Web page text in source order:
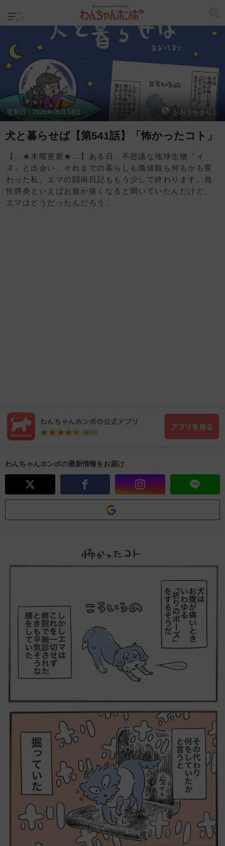
更新日： 2026年05月14日 おおうちまりこ
犬と暮らせば【第541話】「怖かったコト」
【…★木曜更新★…】ある日、不思議な地球生物「イ
ヌ」と出会い、それまでの暮らしも価値観も何もかも変
わった私。エマの闘病日記ももう少しで終わります。急
性膵炎といえばお腹が痛くなると聞いていたんだけど、
エマはどうだったんだろう。
わんちゃんホンポの最新情報をお届け